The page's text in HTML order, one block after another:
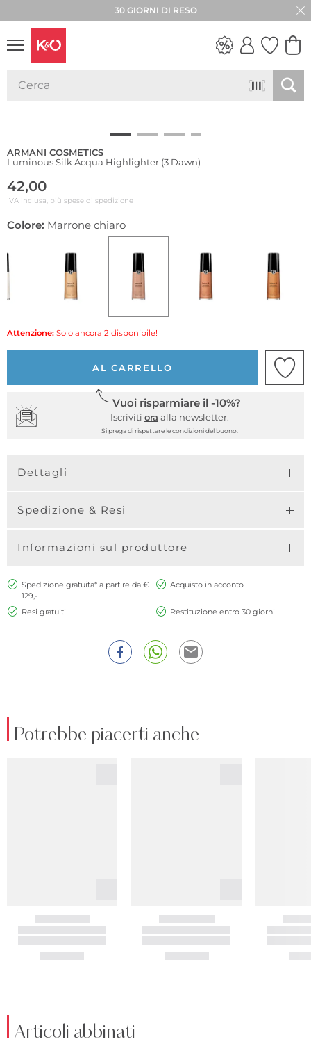
30 GIORNI DI RESO
ARMANI COSMETICS
Luminous Silk Acqua Highlighter (3 Dawn)
42,00
IVA inclusa, più spese di spedizione
Colore: Marrone chiaro
Attenzione: Solo ancora 2 disponibile!
AL CARRELLO
Vuoi risparmiare il -10%?
Iscriviti ora alla newsletter.
Si prega di rispettare le condizioni del buono.
Dettagli
Spedizione & Resi
Informazioni sul produttore
Spedizione gratuita* a partire da €
129,-
Acquisto in acconto
Resi gratuiti Restituzione entro 30 giorni
Potrebbe piacerti anche
Articoli abbinati